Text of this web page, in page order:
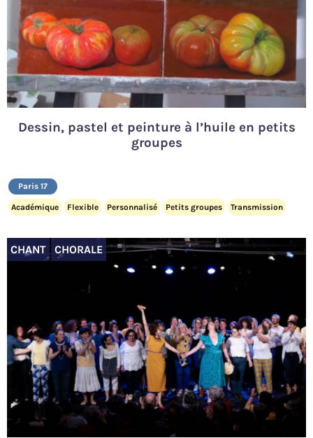
Dessin, pastel et peinture à l’huile en petits
groupes
Paris 17
Académique Flexible Personnalisé Petits groupes Transmission
CHANT CHORALE